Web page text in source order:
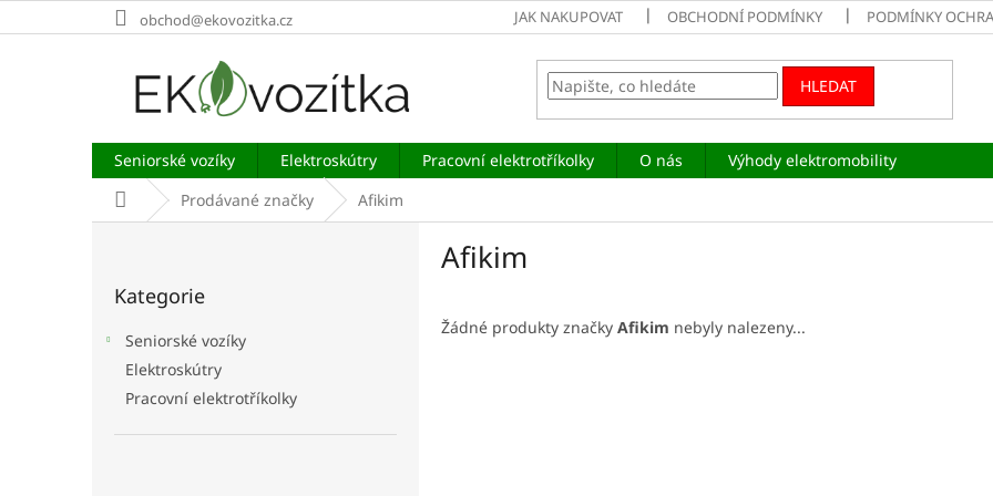
na
obchod@ekovozitka.cz JAK NAKUPOVAT OBCHODNÍ PODMÍNKY PODMÍNKY
HLEDAT
Seniorské vozíky Elektroskútry Pracovní elektrotříkolky O nás
Výhody elektromobility
Domů Prodávané značky Afikim
kategorie
Kategorie
Seniorské vozíky
Elektroskútry
Pracovní elektrotříkolky
Afikim
Žádné produkty značky Afikim nebyly nalezeny...